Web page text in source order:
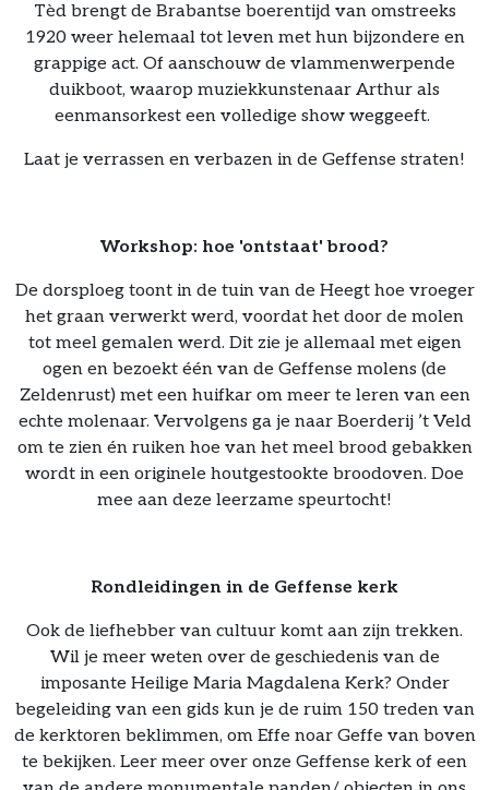
Tèd brengt de Brabantse boerentijd van omstreeks
1920 weer helemaal tot leven met hun bijzondere en
grappige act. Of aanschouw de vlammenwerpende
duikboot, waarop muziekkunstenaar Arthur als
eenmansorkest een volledige show weggeeft.
Laat je verrassen en verbazen in de Geffense straten!
Workshop: hoe 'ontstaat' brood?
De dorsploeg toont in de tuin van de Heegt hoe vroeger
het graan verwerkt werd, voordat het door de molen
tot meel gemalen werd. Dit zie je allemaal met eigen
ogen en bezoekt één van de Geffense molens (de
Zeldenrust) met een huifkar om meer te leren van een
echte molenaar. Vervolgens ga je naar Boerderij ’t Veld
om te zien én ruiken hoe van het meel brood gebakken
wordt in een originele houtgestookte broodoven. Doe
mee aan deze leerzame speurtocht!
Rondleidingen in de Geffense kerk
Ook de liefhebber van cultuur komt aan zijn trekken.
Wil je meer weten over de geschiedenis van de
imposante Heilige Maria Magdalena Kerk? Onder
begeleiding van een gids kun je de ruim 150 treden van
de kerktoren beklimmen, om Effe noar Geffe van boven
te bekijken. Leer meer over onze Geffense kerk of een